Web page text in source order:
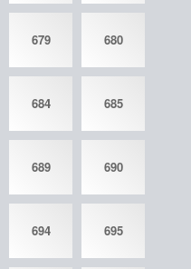
679 680
684 685
689 690
694 695